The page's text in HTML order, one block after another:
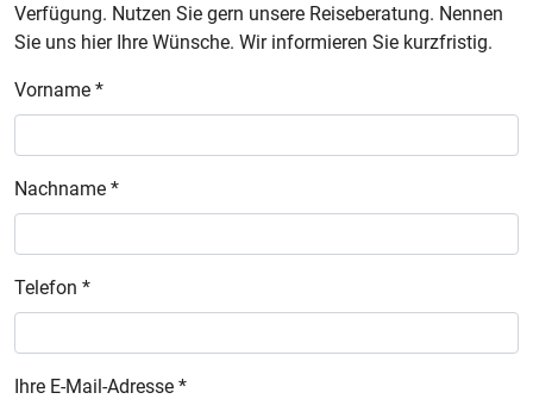
Verfügung. Nutzen Sie gern unsere Reiseberatung. Nennen
Sie uns hier Ihre Wünsche. Wir informieren Sie kurzfristig.
Vorname *
Nachname *
Telefon *
Ihre E-Mail-Adresse *